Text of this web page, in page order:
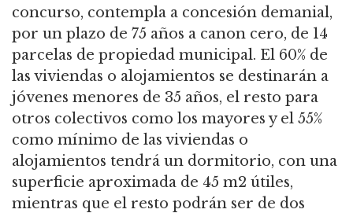
concurso, contempla a concesión demanial,
por un plazo de 75 años a canon cero, de 14
parcelas de propiedad municipal. El 60% de
las viviendas o alojamientos se destinarán a
jóvenes menores de 35 años, el resto para
otros colectivos como los mayores y el 55%
como mínimo de las viviendas o
alojamientos tendrá un dormitorio, con una
superficie aproximada de 45 m2 útiles,
mientras que el resto podrán ser de dos